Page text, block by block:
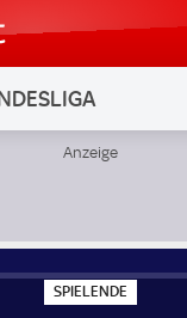
SPIELENDE
P